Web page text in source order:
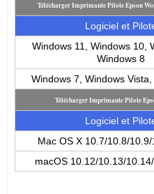
Télécharger Imprimante Pilote Epson
Logiciel et
Windows 11, Windows 10,
Windows 8
Windows 7, Windows
Télécharger Imprimante Pilote
Logiciel et
Mac OS X 10.7/10.8/10.9/
macOS 10.12/10.13/